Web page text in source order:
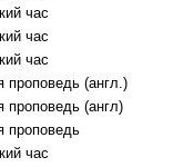
час
час
час
проповедь (англ.)
проповедь (англ)
проповедь
час